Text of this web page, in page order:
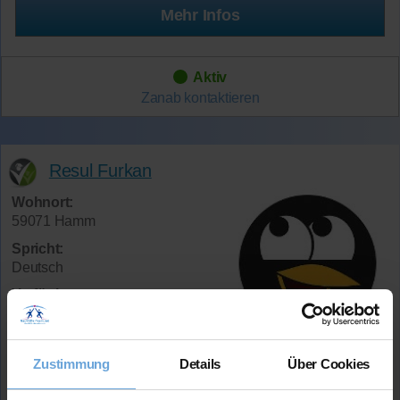
Zustimmung Details Über Cookies
Mehr Infos
Aktiv
Zanab kontaktieren
Resul Furkan
Wohnort:
59071 Hamm
Spricht:
Deutsch
Verfügbar:
Samstag und Sonntag ab 13
Fächer: